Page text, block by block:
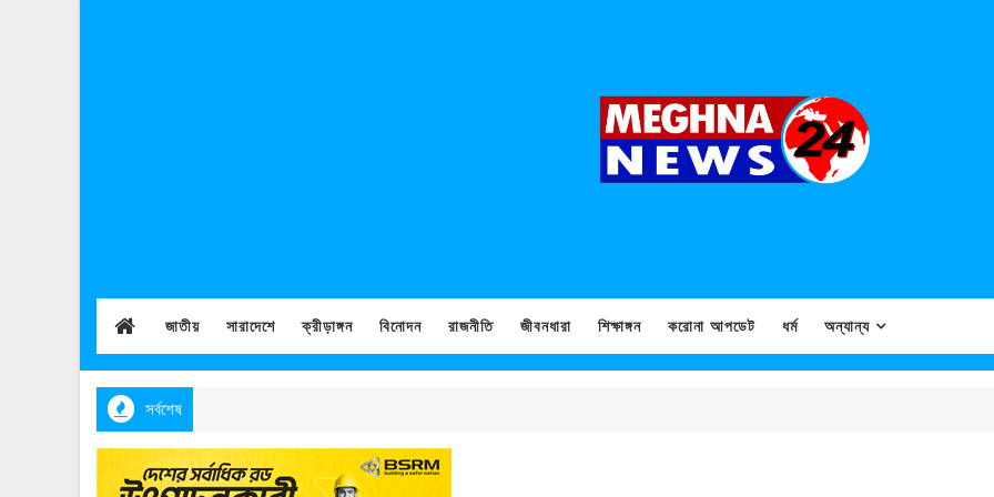
জাতীয় সারাদেশে ক্রীড়াঙ্গন বিনোদন রাজনীতি জীবনধারা শিক্ষাঙ্গন করোনা আপডেট ধর্ম অন্যান্য
সর্বশেষ